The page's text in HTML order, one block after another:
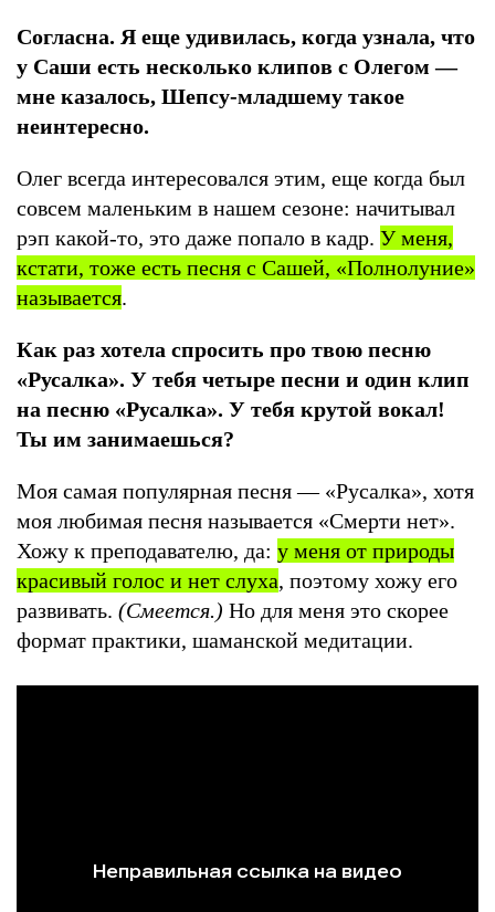
Согласна. Я еще удивилась, когда узнала, что
у Саши есть несколько клипов с Олегом —
мне казалось, Шепсу-младшему такое
неинтересно.
Олег всегда интересовался этим, еще когда был
совсем маленьким в нашем сезоне: начитывал
рэп какой-то, это даже попало в кадр. У меня,
кстати, тоже есть песня с Сашей, «Полнолуние»
называется.
Как раз хотела спросить про твою песню
«Русалка». У тебя четыре песни и один клип
на песню «Русалка». У тебя крутой вокал!
Ты им занимаешься?
Моя самая популярная песня — «Русалка», хотя
моя любимая песня называется «Смерти нет».
Хожу к преподавателю, да: у меня от природы
красивый голос и нет слуха, поэтому хожу его
развивать. (Смеется.) Но для меня это скорее
формат практики, шаманской медитации.